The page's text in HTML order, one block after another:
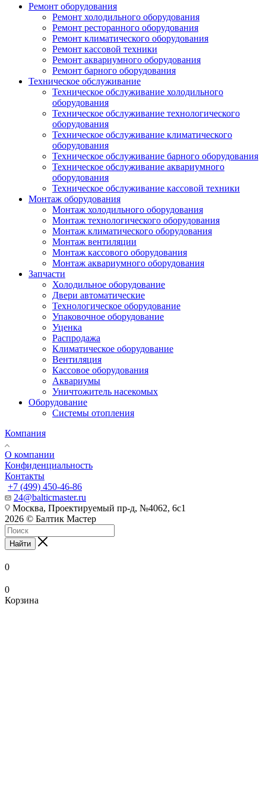
Ремонт оборудования
Ремонт холодильного оборудования
Ремонт ресторанного оборудования
Ремонт климатического оборудования
Ремонт кассовой техники
Ремонт аквариумного оборудования
Ремонт барного оборудования
Техническое обслуживание
Техническое обслуживание холодильного
оборудования
Техническое обслуживание технологического
оборудования
Техническое обслуживание климатического
оборудования
Техническое обслуживание барного оборудования
Техническое обслуживание аквариумного
оборудования
Техническое обслуживание кассовой техники
Монтаж оборудования
Монтаж холодильного оборудования
Монтаж технологического оборудования
Монтаж климатического оборудования
Монтаж вентиляции
Монтаж кассового оборудования
Монтаж аквариумного оборудования
Запчасти
Холодильное оборудование
Двери автоматические
Технологическое оборудование
Упаковочное оборудование
Уценка
Распродажа
Климатическое оборудование
Вентиляция
Кассовое оборудования
Аквариумы
Уничтожитель насекомых
Оборудование
Системы отопления
Компания
О компании
Конфиденциальность
Контакты
+7 (499) 450-46-86
24@balticmaster.ru
Москва, Проектируемый пр-д, №4062, 6с1
2026 © Балтик Мастер
Найти
0
0
Корзина